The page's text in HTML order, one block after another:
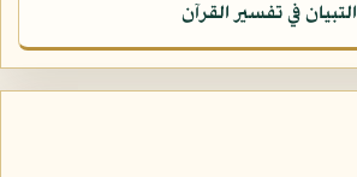
التبيان في تفسير القرآن